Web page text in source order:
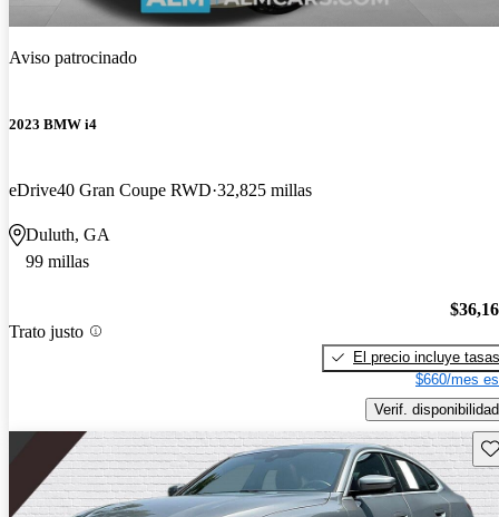
Aviso patrocinado
2023 BMW i4
eDrive40 Gran Coupe RWD 32,825 millas
Duluth, GA
99 millas
Trato justo
El precio incluye tasas
$660/mes
Verif. disponibilidad